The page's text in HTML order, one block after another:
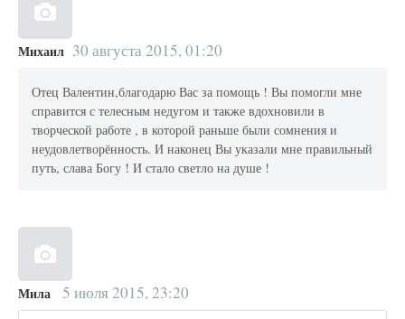
Михаил 30 августа 2015, 01:20
Отец Валентин,благодарю Вас за помощь ! Вы помогли мне
справится с телесным недугом и также вдохновили в
творческой работе , в которой раньше были сомнения и
неудовлетворённость. И наконец Вы указали мне правильный
путь, слава Богу ! И стало светло на душе !
Мила 5 июля 2015, 23:20